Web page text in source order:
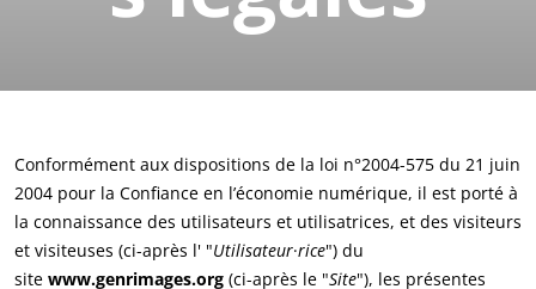
Conformément aux dispositions de la loi n°2004-575 du 21 juin
2004 pour la Confiance en l’économie numérique, il est porté à
la connaissance des utilisateurs et utilisatrices, et des visiteurs
et visiteuses (ci-après l' "Utilisateur·rice") du
site www.genrimages.org (ci-après le "Site"), les présentes